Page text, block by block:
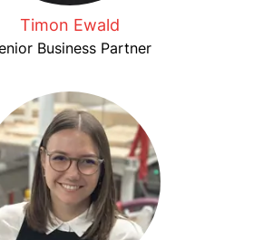
Timon Ewald
Business Partner